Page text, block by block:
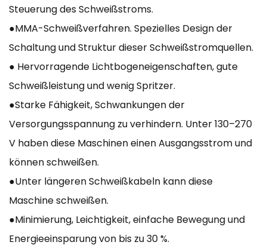
Steuerung des Schweißstroms.
●MMA-Schweißverfahren. Spezielles Design der
Schaltung und Struktur dieser Schweißstromquellen.
● Hervorragende Lichtbogeneigenschaften, gute
Schweißleistung und wenig Spritzer.
●Starke Fähigkeit, Schwankungen der
Versorgungsspannung zu verhindern. Unter 130–270
V haben diese Maschinen einen Ausgangsstrom und
können schweißen.
●Unter längeren Schweißkabeln kann diese
Maschine schweißen.
●Minimierung, Leichtigkeit, einfache Bewegung und
Energieeinsparung von bis zu 30 %.